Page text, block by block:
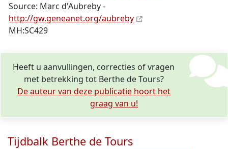
Source: Marc d'Aubreby -
http://gw.geneanet.org/aubreby
MH:SC429
Heeft u aanvullingen, correcties of vragen
met betrekking tot Berthe de Tours?
De auteur van deze publicatie hoort het
graag van u!
Tijdbalk Berthe de Tours